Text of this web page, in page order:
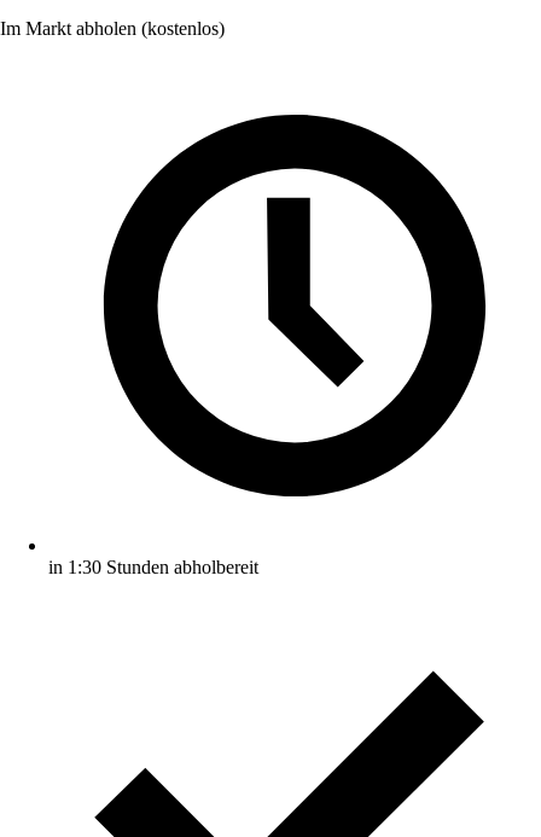
Im Markt abholen (kostenlos)
in 1:30 Stunden abholbereit